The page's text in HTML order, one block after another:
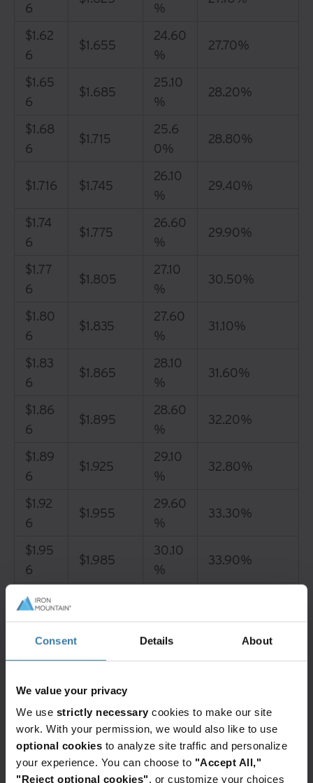
Consent Details About
We value your privacy
We use strictly necessary cookies to make our site
work. With your permission, we would also like to use
optional cookies to analyze site traffic and personalize
your experience. You can choose to "Accept All,"
"Reject optional cookies", or customize your choices
6
%
$1.62
6
$1.655
24.60
%
27.70%
$1.65
6
$1.685
25.10
%
28.20%
$1.68
6
$1.715
25.6
0%
28.80%
$1.716 $1.745
26.10
%
29.40%
$1.74
6
$1.775
26.60
%
29.90%
$1.77
6
$1.805
27.10
%
30.50%
$1.80
6
$1.835
27.60
%
31.10%
$1.83
6
$1.865
28.10
%
31.60%
$1.86
6
$1.895
28.60
%
32.20%
$1.89
6
$1.925
29.10
%
32.80%
$1.92
6
$1.955
29.60
%
33.30%
$1.95
6
$1.985
30.10
%
33.90%
$1.98
6
$2.01
6
31.10
%
$2.0
46
$2.075
%
$2.07
6
$2.105
32.10
%
36.20%